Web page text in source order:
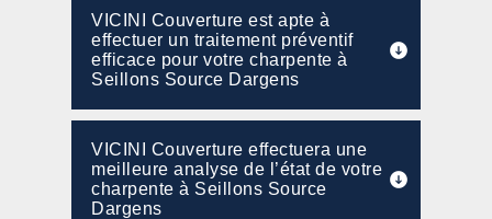
VICINI Couverture est apte à
effectuer un traitement préventif
efficace pour votre charpente à
Seillons Source Dargens
VICINI Couverture effectuera une
meilleure analyse de l’état de votre
charpente à Seillons Source
Dargens